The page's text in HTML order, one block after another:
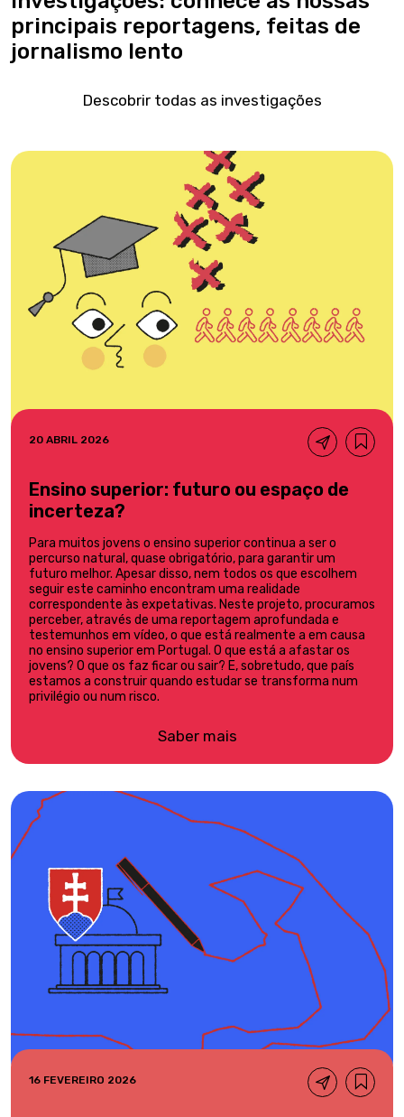
principais reportagens, feitas de
jornalismo lento
Descobrir todas as investigações
20 ABRIL 2026
Ensino superior: futuro ou espaço de
incerteza?
Para muitos jovens o ensino superior continua a ser o
percurso natural, quase obrigatório, para garantir um
futuro melhor. Apesar disso, nem todos os que escolhem
seguir este caminho encontram uma realidade
correspondente às expetativas. Neste projeto, procuramos
perceber, através de uma reportagem aprofundada e
testemunhos em vídeo, o que está realmente a em causa
no ensino superior em Portugal. O que está a afastar os
jovens? O que os faz ficar ou sair? E, sobretudo, que país
estamos a construir quando estudar se transforma num
privilégio ou num risco.
Saber mais
16 FEVEREIRO 2026